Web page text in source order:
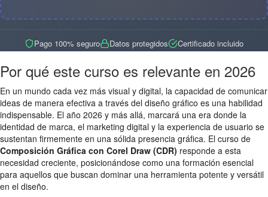
Pago 100% seguro Datos protegidos Certificado incluido
Por qué este curso es relevante en 2026
En un mundo cada vez más visual y digital, la capacidad de comunicar
ideas de manera efectiva a través del diseño gráfico es una habilidad
indispensable. El año 2026 y más allá, marcará una era donde la
identidad de marca, el marketing digital y la experiencia de usuario se
sustentan firmemente en una sólida presencia gráfica. El curso de
Composición Gráfica con Corel Draw (CDR) responde a esta
necesidad creciente, posicionándose como una formación esencial
para aquellos que buscan dominar una herramienta potente y versátil
en el diseño.